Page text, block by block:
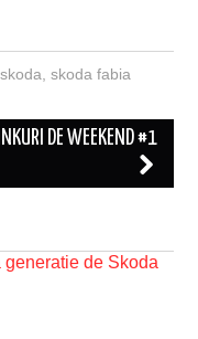
skoda skoda fabia
DE WEEKEND #1
de Skoda